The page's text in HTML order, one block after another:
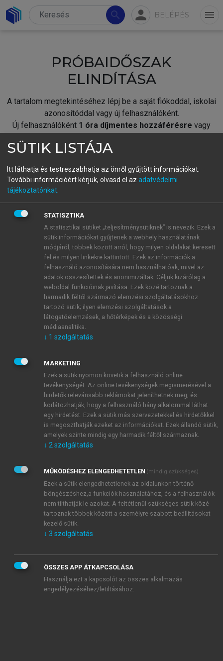
search person BELÉPÉS menu
PRÓBAIDŐSZAK
ELINDÍTÁSA
A tartalom megtekintéséhez lépj be a saját fiókoddal, iskolai
azonosítóddal vagy új felhasználóként.
Új felhasználóként 1 óra díjmentes hozzáférésre vagy
fiókoddal,vagy hozz létre új fiókot.
A regisztráció után apróbaidőszakautomatikusan
BELÉPÉS SAJÁT FIÓKKAL
ÚJ FIÓK LÉTREHOZÁSA
1 óra díjmentes hozzáférés
E-MAIL-CÍM
JELSZÓ
JELSZÓ ÚJRA
Kérek értesítést a MeRSZ újdonságairól, akcióiról.
Kérek értesítést az Akadémiai Kiadó Zrt. újdonságairól,
Adatkezelési tájékoztatóbanfoglaltakat tudomásul
veszem és elfogadom.
Általános vásárlási feltételeket, valamint a szotar.netés a
mersz.huoldalak licencszerződéseiben foglaltakat
tudomásul veszem és elfogadom.
KIPRÓBÁLOM
SÜTIK LISTÁJA
Itt láthatja és testreszabhatja az önről gyűjtött információkat.
További információért kérjük, olvasd el az adatvédelmi
tájékoztatónkat
STATISZTIKA
A statisztikai sütiket „teljesítménysütiknek” is nevezik. Ezek a
sütik információkat gyűjtenek a webhely használatának
módjáról, többek között arról, hogy milyen oldalakat keresett
fel és milyen linkekre kattintott. Ezek az információk a
felhasználó azonosítására nem használhatóak, mivel az
adatok összesítettek és anonimizáltak. Céljuk kizárólag a
weboldal funkcióinak javítása. Ezek közé tartoznak a
harmadik féltől származó elemzési szolgáltatásokhoz
tartozó sütik; ilyen elemzési szolgáltatások a
látogatóelemzések, a hőtérképek és a közösségi
médiaanalitika.
↓ 1 szolgáltatás
MARKETING
Ezek a sütik nyomon követik a felhasználó online
tevékenységét. Az online tevékenységek megismerésével a
hirdetők relevánsabb reklámokat jeleníthetnek meg, és
korlátozhatják, hogy a felhasználó hány alkalommal láthat
egy hirdetést. Ezek a sütik más szervezetekkel és hirdetőkkel
is megoszthatják ezeket az információkat. Ezek állandó sütik,
amelyek szinte mindig egy harmadik féltől származnak.
↓ 2 szolgáltatás
MŰKÖDÉSHEZ ELENGEDHETETLEN (mindig szükséges)
Ezek a sütik elengedhetetlenek az oldalunkon történő
böngészéshez,a funkciók használatához, és a felhasználók
nem tilthatják le azokat. A feltétlenül szükséges sütik közé
tartoznak többek között a személyre szabott beállításokat
kezelő sütik.
↓ 3 szolgáltatás
ÖSSZES APP ÁTKAPCSOLÁSA
Használja ezt a kapcsolót az összes alkalmazás
engedélyezéséhez/letiltásához.